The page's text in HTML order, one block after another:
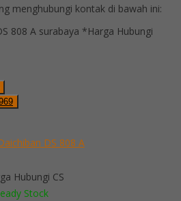
menghubungi kontak di bawah ini:
*Harga Hubungi
DS 808 A
Hubungi CS
Stock